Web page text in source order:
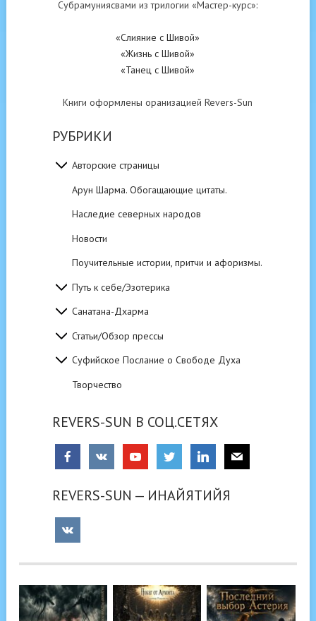
Субрамуниясвами из трилогии «Мастер-курс»:
«Слияние с Шивой»
«Жизнь с Шивой»
«Танец с Шивой»
Книги оформлены оранизацией Revers-Sun
РУБРИКИ
Авторские страницы
Арун Шарма. Обогащающие цитаты.
Наследие северных народов
Новости
Поучительные истории, притчи и афоризмы.
Путь к себе/Эзотерика
Санатана-Дхарма
Статьи/Обзор прессы
Суфийское Послание о Свободе Духа
Творчество
REVERS-SUN В СОЦ.СЕТЯХ
REVERS-SUN — ИНАЙЯТИЙЯ